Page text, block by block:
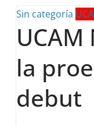
Sin categoría
la
debut